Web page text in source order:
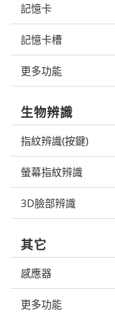
記憶卡
記憶卡槽
更多功能
生物辨識
指紋辨識(按鍵)
螢幕指紋辨識
3D臉部辨識
其它
感應器
更多功能